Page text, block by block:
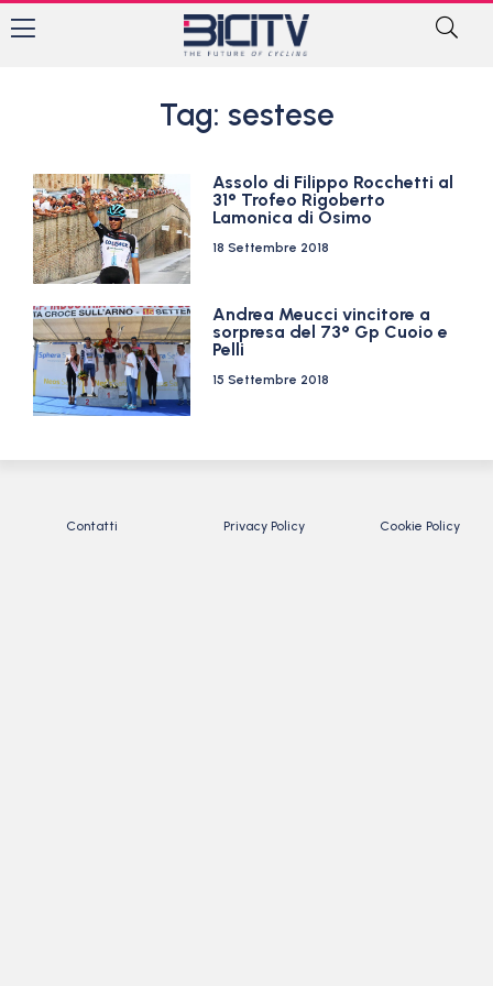
Tag: sestese
Assolo di Filippo Rocchetti al
31° Trofeo Rigoberto
Lamonica di Osimo
18 Settembre 2018
Andrea Meucci vincitore a
sorpresa del 73° Gp Cuoio e
Pelli
15 Settembre 2018
Contatti Privacy Policy Cookie Policy